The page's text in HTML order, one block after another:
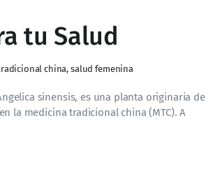
tu Salud
china, salud femenina
sinensis, es una planta originaria de
la medicina tradicional china (MTC). A